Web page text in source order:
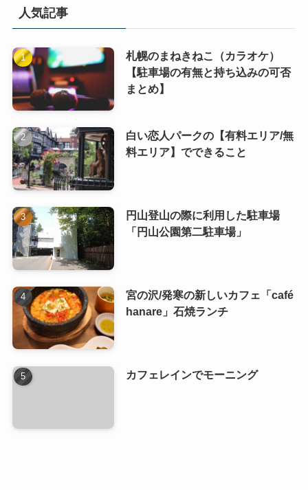
人気記事
札幌のまねきねこ（カラオケ）
【駐車場の有無と持ち込みの可否
まとめ】
白い恋人パークの【有料エリア/無
料エリア】でできること
円山登山の際に利用した駐車場
「円山公園第二駐車場」
宮の沢/発寒の新しいカフェ「café
hanare」石焼ランチ
カフェレインでモーニング